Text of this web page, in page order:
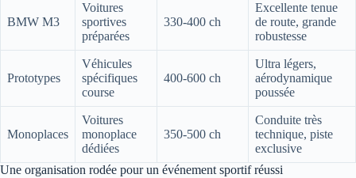
BMW M3
Voitures
sportives
préparées
330-400 ch
Excellente tenue
de route, grande
robustesse
Prototypes
Véhicules
spécifiques
course
400-600 ch
Ultra légers,
aérodynamique
poussée
Monoplaces
Voitures
monoplace
dédiées
350-500 ch
Conduite très
technique, piste
exclusive
Une organisation rodée pour un événement sportif réussi